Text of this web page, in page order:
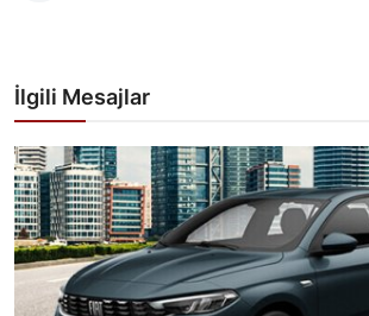
İlgili Mesajlar